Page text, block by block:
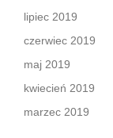
lipiec 2019
czerwiec 2019
maj 2019
kwiecień 2019
marzec 2019